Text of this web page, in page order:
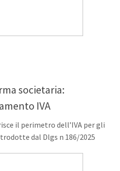
societaria:
IVA
il perimetro dell’IVA per gli
dal Dlgs n 186/2025